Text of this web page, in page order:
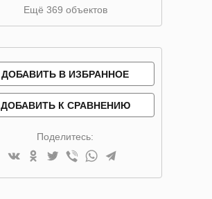
Ещё 369 объектов
ДОБАВИТЬ В ИЗБРАННОЕ
ДОБАВИТЬ К СРАВНЕНИЮ
Поделитесь: